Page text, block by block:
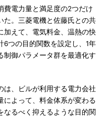
電力量と満足度の2つだけ
た。三菱電機と佐藤氏との共
加えて、電気料金、温熱の快
6つの目的関数を設定し、1年
制御パラメータ群を最適化す
、ビルが利用する電力会社
によって、料金体系が変わる
なるべく抑えるような目的関